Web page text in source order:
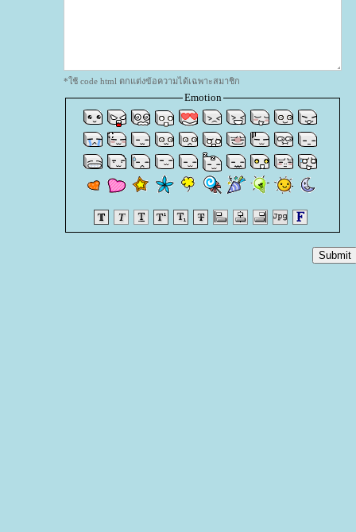
*ใช้ code html ตกแต่งข้อความได้เฉพาะสมาชิก
Emotion